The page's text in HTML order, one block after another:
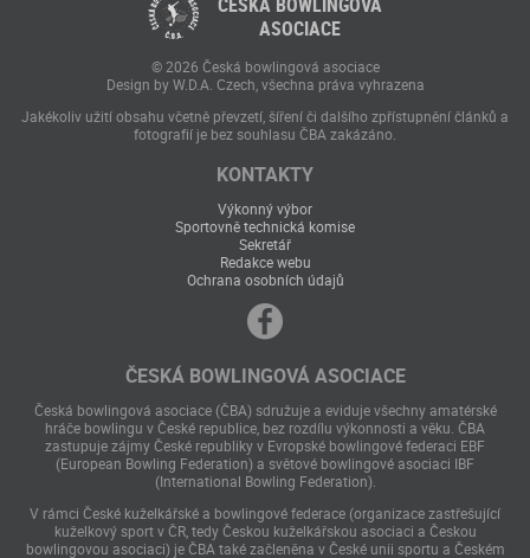
ASOCIACE
© 2026 Česká bowlingová asociace
Design by W.D.A. Czech, všechna práva vyhrazena
Jakékoliv užití obsahu včetně převzetí, šíření či dalšího zpřístupnění článků a
fotografií je bez souhlasu ČBA zakázáno.
KONTAKTY
Výkonný výbor
Sportovně technická komise
Sekretář
Redakce webu
Ochrana osobních údajů
ČESKÁ BOWLINGOVÁ ASOCIACE
Česká bowlingová asociace (ČBA) sdružuje a eviduje všechny amatérské
hráče bowlingu v České republice, bez rozdílu výkonnosti a věku. ČBA
zastupuje zájmy České republiky v Evropské bowlingové federaci EBF
(European Bowling Federation) a světové bowlingové asociaci IBF
(International Bowling Federation).
V rámci České kuželkářské a bowlingové federace (organizace zastřešující
kuželkový sport v ČR, tedy Českou kuželkářskou asociaci a Českou
bowlingovou asociaci) je ČBA také začleněna v České unii sportu a Českém